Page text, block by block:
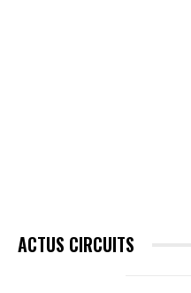
ACTUS CIRCUITS